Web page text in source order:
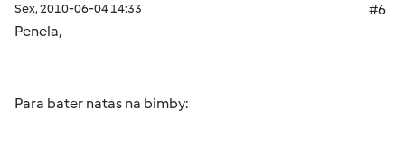
Sex, 2010-06-04 14:33
#6
Penela,
Para bater natas na bimby: